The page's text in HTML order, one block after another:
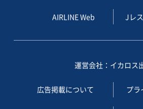
AIRLINE Web Jレ
運営会社：イカロス
広告掲載について プラ